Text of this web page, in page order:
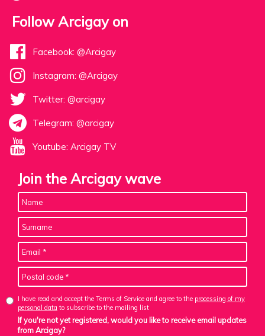
Follow Arcigay on
Facebook: @Arcigay
Instagram: @Arcigay
Twitter: @arcigay
Telegram: @arcigay
Youtube: Arcigay TV
Join the Arcigay wave
I have read and accept the Terms of Service and agree to the processing of my
personal data to subscribe to the mailing list
If you're not yet registered, would you like to receive email updates
from Arcigay?